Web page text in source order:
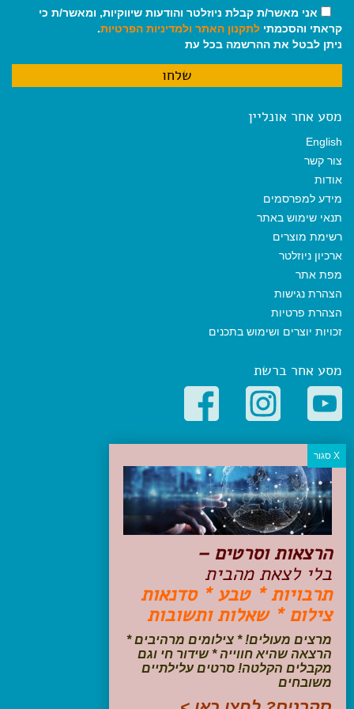
אני מאשר/ת קבלת ניוזלטר והודעות שיווקיות, ומאשר/ת כי
קראתי והסכמתי לתקנון האתר ולמדיניות הפרטיות.
ניתן לבטל את ההרשמה בכל עת
מסע אחר אונליין
English
צור קשר
אודות
מידע למפרסמים
תנאי שימוש באתר
רשימת מוצרים
ארכיון ניוזלטר
מפת אתר
הצהרת נגישות
הצהרת פרטיות
זכויות יוצרים ושימוש בתכנים
מסע אחר ברשת
קטגוריות פופולריות
יעדים
טיולים בישראל
מלונות בוטיק בישראל
טיפים והמלצות
הכנות לנסיעה
טיולי ג'יפים
טיולים עם ילדים
שייט, הפלגות, קרוזים
עקבו אחרינו בפייסבוק
הרצאות וסרטים –
בלי לצאת מהבית
תרבויות * טבע * סדנאות
צילום * שאלות ותשובות
מרצים מעולים! * צילומים מרהיבים *
הרצאה שהיא חווייה * שידור חי וגם
מקבלים הקלטה! סרטים עלילתיים
משובחים